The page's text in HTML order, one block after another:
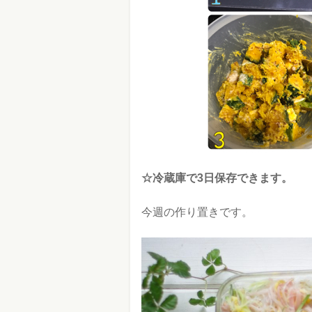
☆冷蔵庫で3日保存できます。
今週の作り置きです。